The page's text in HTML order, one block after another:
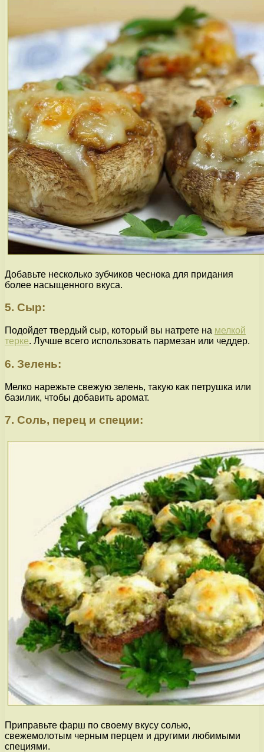
Добавьте несколько зубчиков чеснока для придания
более насыщенного вкуса.
5. Сыр:
Подойдет твердый сыр, который вы натрете на мелкой
терке. Лучше всего использовать пармезан или чеддер.
6. Зелень:
Мелко нарежьте свежую зелень, такую как петрушка или
базилик, чтобы добавить аромат.
7. Соль, перец и специи:
Приправьте фарш по своему вкусу солью,
свежемолотым черным перцем и другими любимыми
специями.